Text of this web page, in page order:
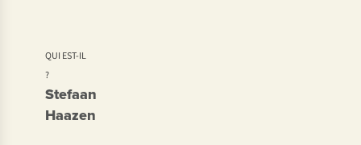
QUI EST-IL
?
Stefaan
Haazen